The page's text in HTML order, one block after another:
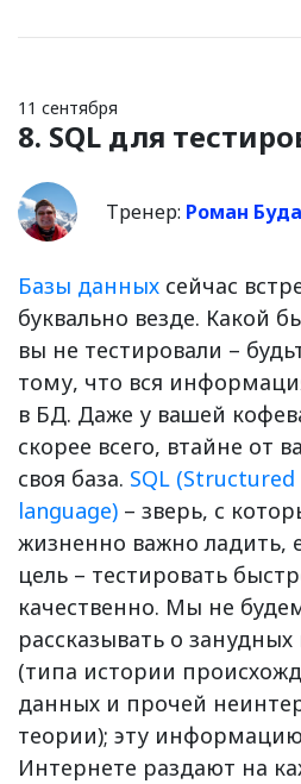
11 сентября
8. SQL для
Тренер: Роман
Базы данных сейчас
буквально везде. Какой
вы не тестировали –
тому, что вся
в БД. Даже у вашей
скорее всего, втайне от
своя база. SQL
language) – зверь, с
жизненно важно ладить,
цель – тестировать
качественно. Мы не
рассказывать о
(типа истории
данных и прочей
теории); эту
Интернете раздают на